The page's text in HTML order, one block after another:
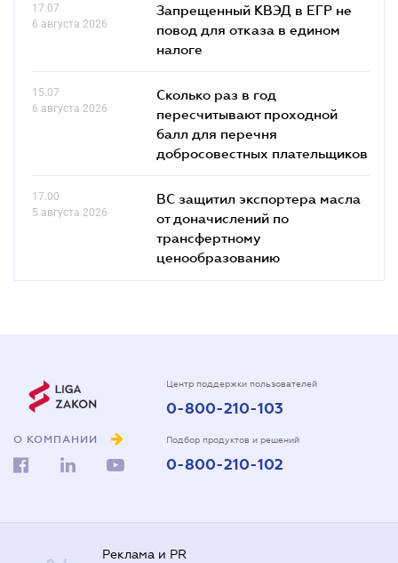
17.07
6 августа 2026
Запрещенный КВЭД в ЕГР не
повод для отказа в едином
налоге
15.07
6 августа 2026
Сколько раз в год
пересчитывают проходной
балл для перечня
добросовестных плательщиков
17.00
5 августа 2026
ВС защитил экспортера масла
от доначислений по
трансфертному
ценообразованию
О КОМПАНИИ
Центр поддержки пользователей
0-800-210-103
Подбор продуктов и решений
0-800-210-102
Реклама и PR